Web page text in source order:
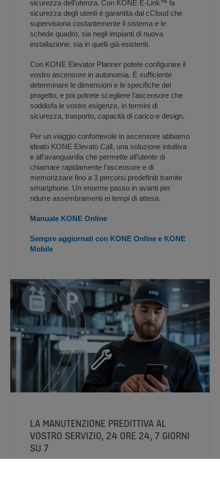
sicurezza dell’utenza. Con KONE E-Link™ la
sicurezza degli utenti è garantita dal cCloud che
supervisiona costantemente il sistema e le
schede quadro, sia negli impianti di nuova
installazione, sia in quelli già esistenti.
Con KONE Elevator Planner potete configurare il
vostro ascensore in autonomia. È sufficiente
determinare le dimensioni e le specifiche del
progetto, e poi potrete scegliere l’ascensore che
soddisfa le vostre esigenze, in termini di
sicurezza, trasporto, capacità di carico e design.
Per un viaggio confortevole in ascensore abbiamo
ideato KONE Elevato Call, una soluzione intuitiva
e all’avanguardia che permette all’utente di
chiamare rapidamente l’ascensore e di
memorizzare fino a 3 percorsi predefiniti tramite
smartphone. Un enorme passo in avanti per
ridurre assembramenti ei tempi di attesa.
Manuale KONE Online
Sempre aggiornati con KONE Online e KONE
Mobile
LA MANUTENZIONE PREDITTIVA AL
VOSTRO SERVIZIO, 24 ORE 24, 7 GIORNI
SU 7